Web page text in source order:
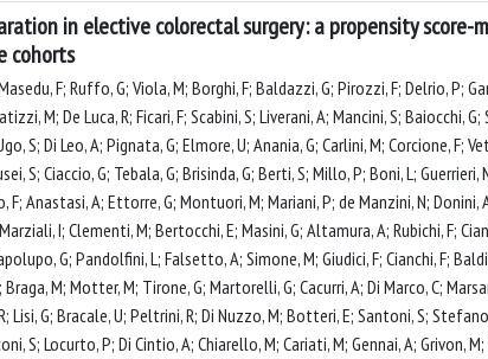
in elective colorectal surgery: a propensity
cohorts
F; Ruffo, G; Viola, M; Borghi, F; Baldazzi, G; Pirozzi, F; Delrio, P;
M; De Luca, R; Ficari, F; Scabini, S; Liverani, A; Mancini, S; Baiocchi,
S; Di Leo, A; Pignata, G; Elmore, U; Anania, G; Carlini, M; Corcione,
S; Ciaccio, G; Tebala, G; Brisinda, G; Berti, S; Millo, P; Boni, L;
F; Anastasi, A; Ettorre, G; Montuori, M; Mariani, P; de Manzini, N;
I; Clementi, M; Bertocchi, E; Masini, G; Altamura, A; Rubichi, F;
G; Pandolfini, L; Falsetto, A; Simone, M; Giudici, F; Cianchi, F;
M; Motter, M; Tirone, G; Martorelli, G; Cacurri, A; Di Marco, C;
Lisi, G; Bracale, U; Peltrini, R; Di Nuzzo, M; Botteri, E; Santoni, S;
S; Locurto, P; Di Cintio, A; Chiarello, M; Cariati, M; Gennai, A; Grivon,